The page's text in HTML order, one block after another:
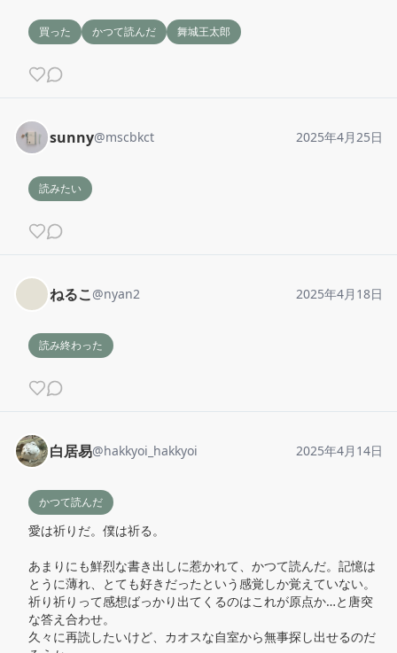
買った かつて読んだ 舞城王太郎
sunny@mscbkct 2025年4月25日
読みたい
ねるこ@nyan2 2025年4月18日
読み終わった
白居易@hakkyoi_hakkyoi 2025年4月14日
かつて読んだ
愛は祈りだ。僕は祈る。
あまりにも鮮烈な書き出しに惹かれて、かつて読んだ。記憶は
とうに薄れ、とても好きだったという感覚しか覚えていない。
祈り祈りって感想ばっかり出てくるのはこれが原点か…と唐突
な答え合わせ。
久々に再読したいけど、カオスな自室から無事探し出せるのだ